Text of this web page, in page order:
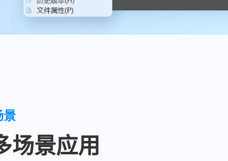
景
场景应用